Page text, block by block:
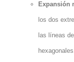
Expansión
los dos
las líneas